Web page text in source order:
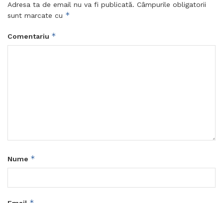
Adresa ta de email nu va fi publicată. Câmpurile obligatorii
sunt marcate cu *
Comentariu *
Nume *